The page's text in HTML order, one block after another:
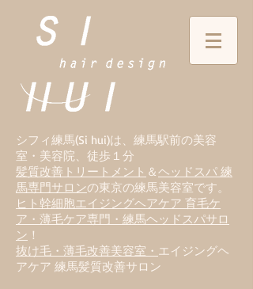
シフィ練馬(Si hui)は、 練馬駅前の美容
室・美容院、徒歩１分
髪質改善トリートメント ＆ヘッドスパ 練
馬専門サロンの東京の練馬美容室です。
ヒト幹細胞エイジングヘアケア 育毛ケ
ア・薄毛ケア専門・練馬ヘッドスパサロ
ン ！
抜け毛・薄毛改善美容室・ エイジングヘ
アケア 練馬髪質改善サロン